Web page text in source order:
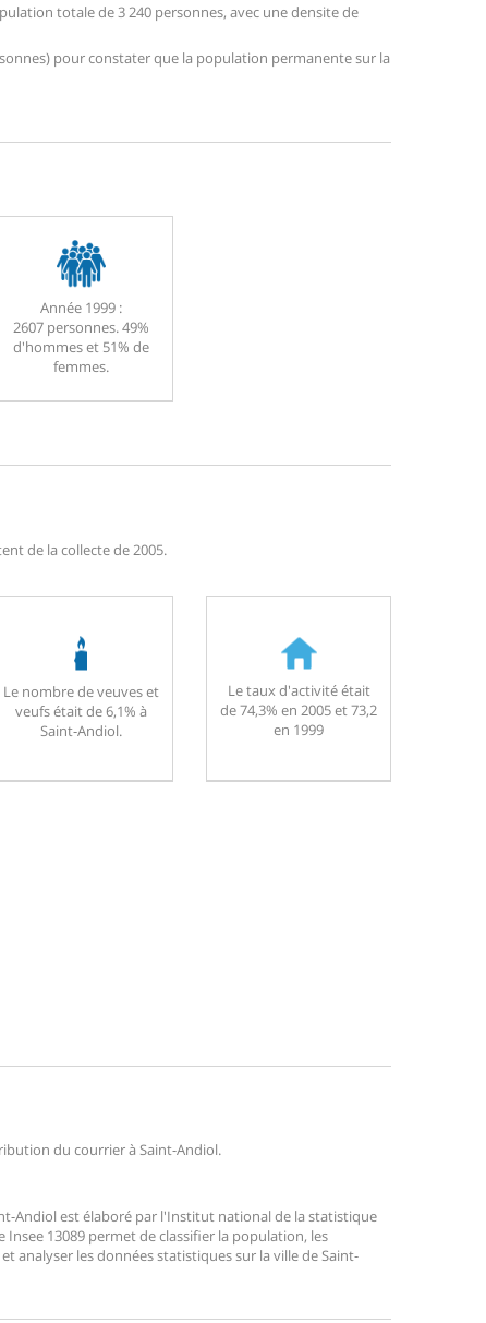
totale de 3 240 personnes, avec une densite de
pour constater que la population permanente sur la
Année 1999 :
2607 personnes. 49%
d'hommes et 51% de
femmes.
de la collecte de 2005.
Le nombre de veuves et
veufs était de 6,1% à
Saint-Andiol.
Le taux d'activité était
de 74,3% en 2005 et 73,2
en 1999
du courrier à Saint-Andiol.
Andiol est élaboré par l'Institut national de la statistique
Insee 13089 permet de classifier la population, les
analyser les données statistiques sur la ville de Saint-